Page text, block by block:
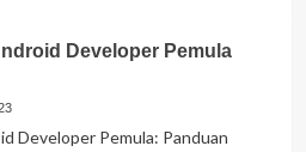
Developer Pemula
Developer Pemula: Panduan